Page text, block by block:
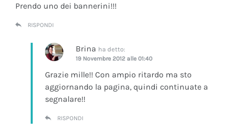
Prendo uno dei bannerini!!!
RISPONDI
Brina ha detto:
19 Novembre 2012 alle 01:40
Grazie mille!! Con ampio ritardo ma sto
aggiornando la pagina, quindi continuate a
segnalare!!
RISPONDI